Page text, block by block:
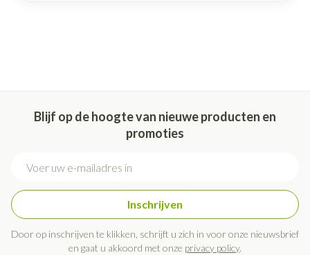
Blijf op de hoogte van nieuwe producten en
promoties
Inschrijven
Door op inschrijven te klikken, schrijft u zich in voor onze nieuwsbrief
en gaat u akkoord met onze privacy policy.